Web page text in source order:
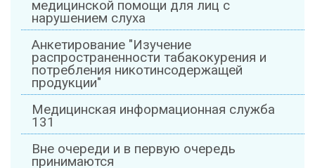
медицинской помощи для лиц с
нарушением слуха
Анкетирование "Изучение
распространенности табакокурения и
потребления никотинсодержащей
продукции"
Медицинская информационная служба
131
Вне очереди и в первую очередь
принимаются